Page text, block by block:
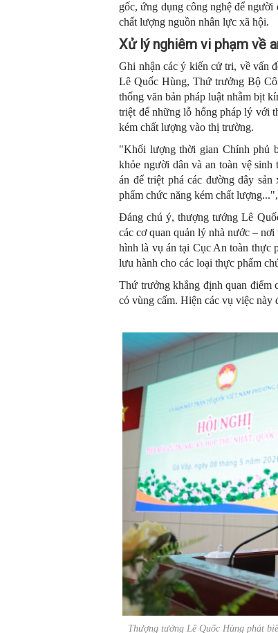
gốc, ứng dụng công nghệ để người
chất lượng nguồn nhân lực xã hội.
Xử lý nghiêm vi phạm về
Ghi nhận các ý kiến cử tri, về vấn
Lê Quốc Hùng, Thứ trưởng Bộ
thống văn bản pháp luật nhằm bịt
triệt để những lỗ hổng pháp lý với
kém chất lượng vào thị trường.
"Khối lượng thời gian Chính phủ
khỏe người dân và an toàn vệ
án để triệt phá các đường dây
phẩm chức năng kém chất
Đáng chú ý, thượng tướng Lê
các cơ quan quản lý nhà nước –
hình là vụ án tại Cục An toàn thực
lưu hành cho các loại thực phẩm
Thứ trưởng khẳng định quan điểm
có vùng cấm. Hiện các vụ việc này
Thượng tướng Lê Quốc Hùng phát